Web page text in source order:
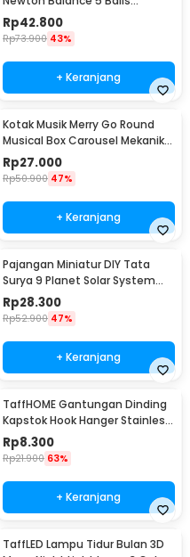
Stainless Steel Model T L -
LX013
Rp42.800
Rp73.900 43%
+ Keranjang
Kotak Musik Merry Go Round
Musical Box Carousel Mekanikal
- HD-Y02
Rp27.000
Rp50.900 47%
+ Keranjang
Pajangan Miniatur DIY Tata
Surya 9 Planet Solar System
Planetary - 2135
Rp28.300
Rp52.900 47%
+ Keranjang
TaffHOME Gantungan Dinding
Kapstok Hook Hanger Stainless
Steel 201 - MT11
Rp8.300
Rp21.900 63%
+ Keranjang
TaffLED Lampu Tidur Bulan 3D